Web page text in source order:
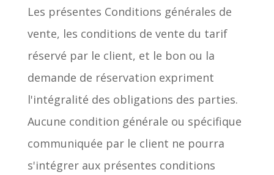
Les présentes Conditions générales de
vente, les conditions de vente du tarif
réservé par le client, et le bon ou la
demande de réservation expriment
l'intégralité des obligations des parties.
Aucune condition générale ou spécifique
communiquée par le client ne pourra
s'intégrer aux présentes conditions